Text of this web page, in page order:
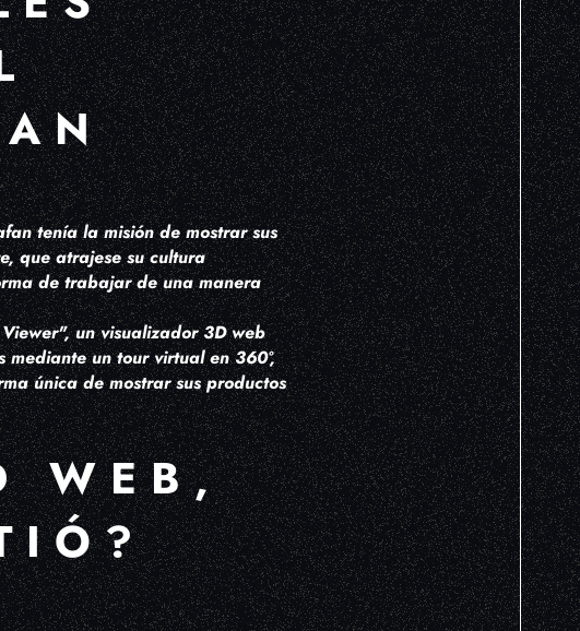
tenía la misión de mostrar sus
que atrajese su cultura
de trabajar de una manera
un visualizador 3D web
un tour virtual en 360º,
única de mostrar sus productos
WEB,